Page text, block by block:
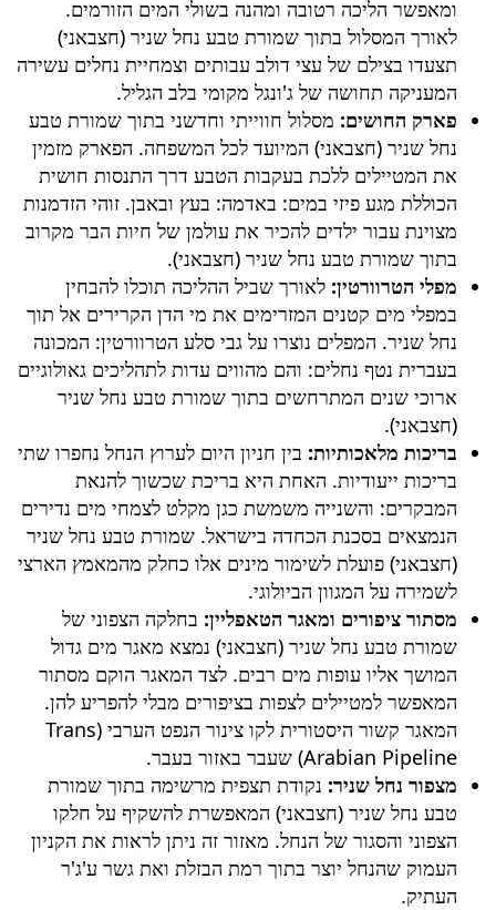
ומאפשר הליכה רטובה ומהנה בשולי המים הזורמים.
לאורך המסלול בתוך שמורת טבע נחל שניר (חצבאני)
תצעדו בצילם של עצי דולב עבותים וצמחיית נחלים עשירה
המעניקה תחושה של ג'ונגל מקומי בלב הגליל.
פארק החושים: מסלול חווייתי וחדשני בתוך שמורת טבע
נחל שניר (חצבאני) המיועד לכל המשפחה. הפארק מזמין
את המטיילים ללכת בעקבות הטבע דרך התנסות חושית
הכוללת מגע פיזי במים: באדמה: בעץ ובאבן. זוהי הזדמנות
מצוינת עבור ילדים להכיר את עולמן של חיות הבר מקרוב
בתוך שמורת טבע נחל שניר (חצבאני).
מפלי הטרוורטין: לאורך שביל ההליכה תוכלו להבחין
במפלי מים קטנים המזרימים את מי הדן הקרירים אל תוך
נחל שניר. המפלים נוצרו על גבי סלע הטרוורטין: המכונה
בעברית נטף נחלים: והם מהווים עדות לתהליכים גאולוגיים
ארוכי שנים המתרחשים בתוך שמורת טבע נחל שניר
(חצבאני).
בריכות מלאכותיות: בין חניון היום לערוץ הנחל נחפרו שתי
בריכות ייעודיות. האחת היא בריכת שכשוך להנאת
המבקרים: והשנייה משמשת כגן מקלט לצמחי מים נדירים
הנמצאים בסכנת הכחדה בישראל. שמורת טבע נחל שניר
(חצבאני) פועלת לשימור מינים אלו כחלק מהמאמץ הארצי
לשמירה על המגוון הביולוגי.
מסתור ציפורים ומאגר הטאפליין: בחלקה הצפוני של
שמורת טבע נחל שניר (חצבאני) נמצא מאגר מים גדול
המושך אליו עופות מים רבים. לצד המאגר הוקם מסתור
המאפשר למטיילים לצפות בציפורים מבלי להפריע להן.
המאגר קשור היסטורית לקו צינור הנפט הערבי (Trans
Arabian Pipeline) שעבר באזור בעבר.
מצפור נחל שניר: נקודת תצפית מרשימה בתוך שמורת
טבע נחל שניר (חצבאני) המאפשרת להשקיף על חלקו
הצפוני והסגור של הנחל. מאזור זה ניתן לראות את הקניון
העמוק שהנחל יוצר בתוך רמת הבזלת ואת גשר ע'ג'ר
העתיק.